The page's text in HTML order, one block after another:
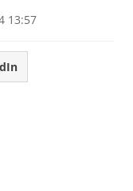
13:57